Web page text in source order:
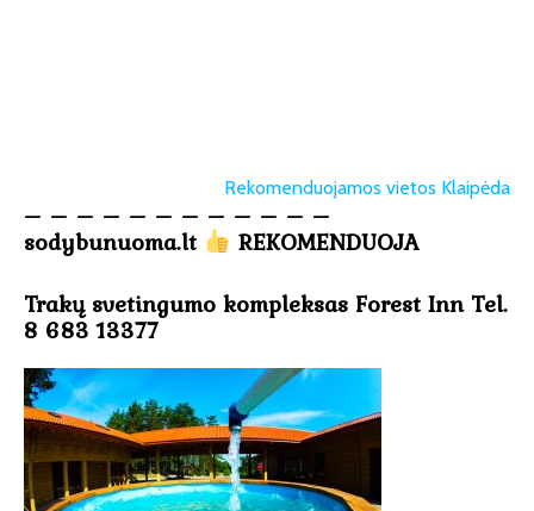
Rekomenduojamos vietos Klaipėda
– – – – – – – – – – – –
sodybunuoma.lt
REKOMENDUOJA
Trakų svetingumo kompleksas Forest Inn Tel.
8 683 13377